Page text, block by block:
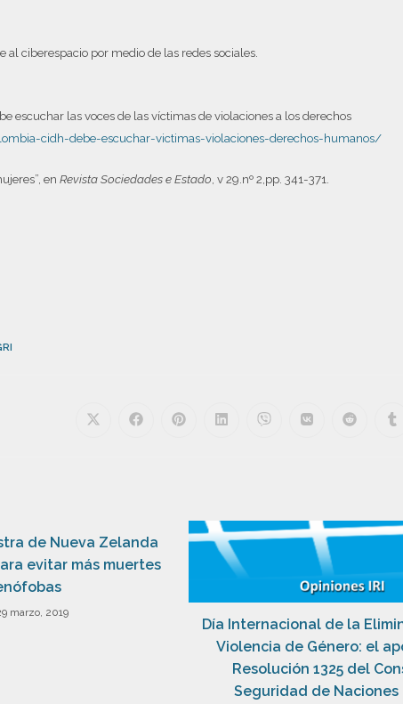
al ciberespacio por medio de las redes sociales.
escuchar las voces de las víctimas de violaciones a los derechos
cidh-debe-escuchar-victimas-violaciones-derechos-humanos/
en Revista Sociedades e Estado, v 29.nº 2,pp. 341-371.
de Nueva Zelanda
evitar más muertes
marzo, 2019
Día Internacional de la
Violencia de Género: el
Resolución 1325 del
Seguridad de Naciones